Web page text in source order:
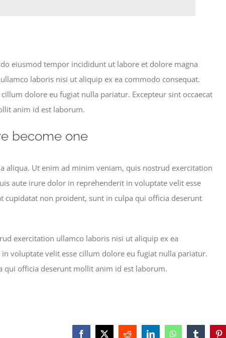
eiusmod tempor incididunt ut labore et dolore magna
laboris nisi ut aliquip ex ea commodo consequat.
dolore eu fugiat nulla pariatur. Excepteur sint occaecat
anim id est laborum.
become one
aliqua. Ut enim ad minim veniam, quis nostrud exercitation
aute irure dolor in reprehenderit in voluptate velit esse
cupidatat non proident, sunt in culpa qui officia deserunt
exercitation ullamco laboris nisi ut aliquip ex ea
voluptate velit esse cillum dolore eu fugiat nulla pariatur.
qui officia deserunt mollit anim id est laborum.